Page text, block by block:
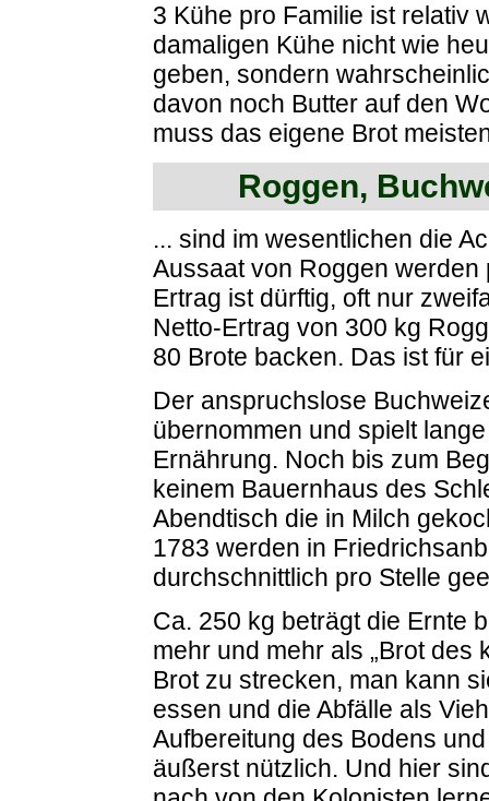
3 Kühe pro Familie ist relativ
damaligen Kühe nicht wie
geben, sondern
davon noch Butter auf den
muss das eigene Brot
Roggen,
... sind im wesentlichen die
Aussaat von Roggen
Ertrag ist dürftig, oft nur
Netto-Ertrag von 300 kg
80 Brote backen. Das ist für
Der anspruchslose
übernommen und spielt
Ernährung. Noch bis zum
keinem Bauernhaus des
Abendtisch die in Milch
1783 werden in
durchschnittlich pro Stelle
Ca. 250 kg beträgt die Ernte
mehr und mehr als „Brot des
Brot zu strecken, man kann
essen und die Abfälle als
Aufbereitung des Bodens
äußerst nützlich. Und hier